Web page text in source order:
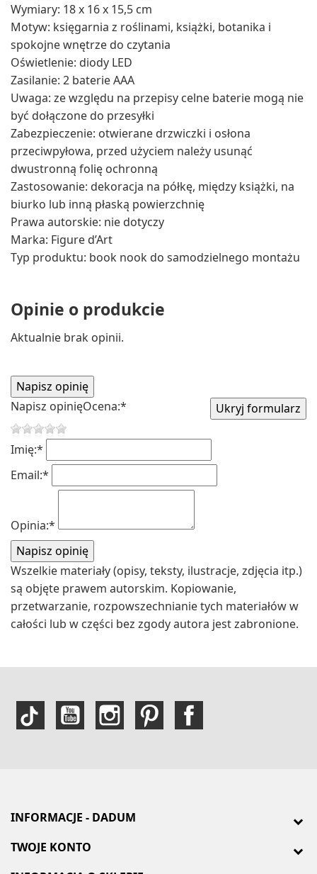
Wymiary: 18 x 16 x 15,5 cm
Motyw: księgarnia z roślinami, książki, botanika i
spokojne wnętrze do czytania
Oświetlenie: diody LED
Zasilanie: 2 baterie AAA
Uwaga: ze względu na przepisy celne baterie mogą nie
być dołączone do przesyłki
Zabezpieczenie: otwierane drzwiczki i osłona
przeciwpyłowa, przed użyciem należy usunąć
dwustronną folię ochronną
Zastosowanie: dekoracja na półkę, między książki, na
biurko lub inną płaską powierzchnię
Prawa autorskie: nie dotyczy
Marka: Figure d’Art
Typ produktu: book nook do samodzielnego montażu
Opinie o produkcie
Aktualnie brak opinii.
Napisz opinięOcena:*
Imię:*
Email:*
Opinia:*
Wszelkie materiały (opisy, teksty, ilustracje, zdjęcia itp.)
są objęte prawem autorskim. Kopiowanie,
przetwarzanie, rozpowszechnianie tych materiałów w
całości lub w części bez zgody autora jest zabronione.
INFORMACJE - DADUM
TWOJE KONTO